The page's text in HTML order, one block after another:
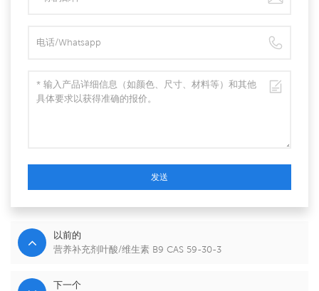
发送
以前的
营养补充剂叶酸/维生素 B9 CAS 59-30-3
下一个